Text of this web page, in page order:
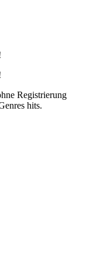
Registrierung
hits.